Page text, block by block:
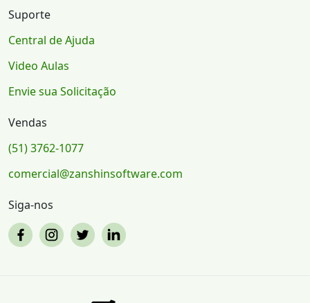
Suporte
Central de Ajuda
Video Aulas
Envie sua Solicitação
Vendas
(51) 3762-1077
comercial@zanshinsoftware.com
Siga-nos